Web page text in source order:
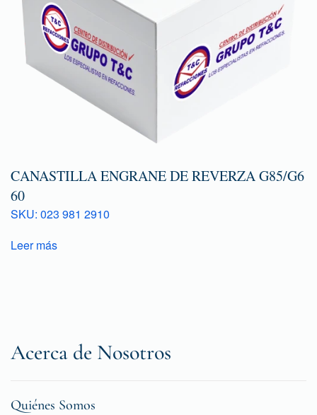
CANASTILLA ENGRANE DE REVERZA G85/G6
60
SKU: 023 981 2910
Leer más
Acerca de Nosotros
Quiénes Somos